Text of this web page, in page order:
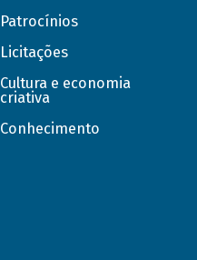
Patrocínios
Licitações
Cultura e economia
criativa
Conhecimento